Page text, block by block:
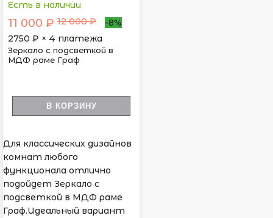
Есть в наличии
11 000 ₽ 12 000 ₽
-8%
2750 ₽ × 4 платежа
Зеркало с подсветкой в
МДФ раме Граф
В КОРЗИНУ
Для классических дизайнов
комнат любого
функционала отлично
подойдет Зеркало с
подсветкой в МДФ раме
Граф.Идеальный вариант